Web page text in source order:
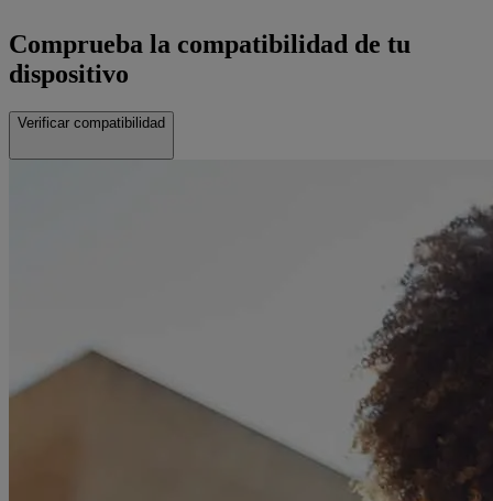
Comprueba la compatibilidad de tu
dispositivo
Verificar compatibilidad